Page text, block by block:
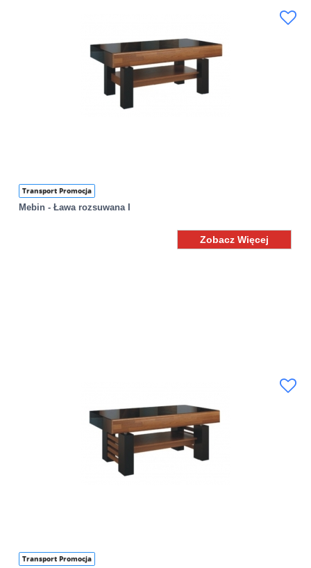
Transport Promocja
Mebin - Ława rozsuwana I
Zobacz Więcej
Transport Promocja